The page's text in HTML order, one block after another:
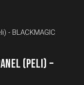
(PELI) –